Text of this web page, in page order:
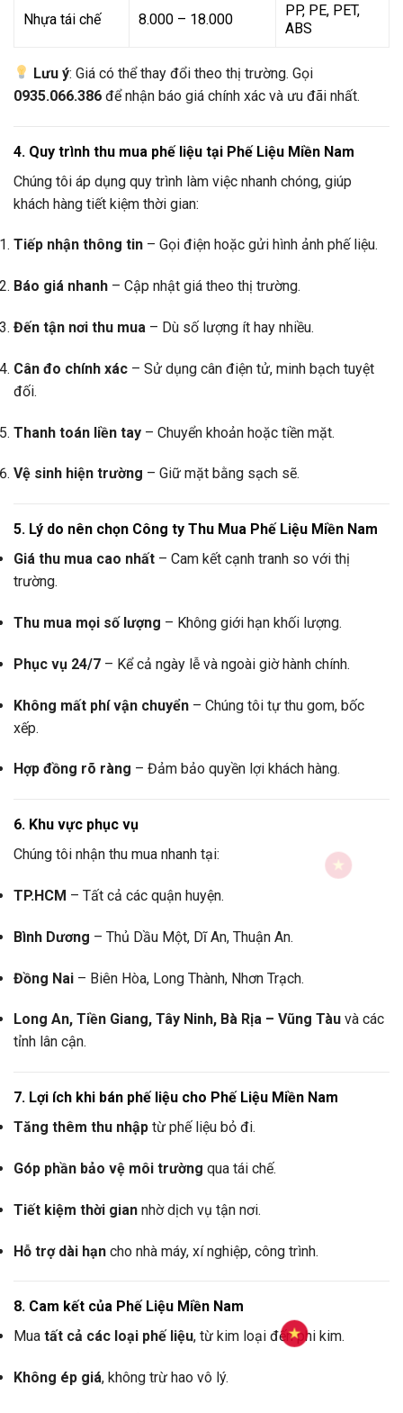
Nhựa tái chế 8.000 – 18.000
PP, PE, PET,
ABS
Lưu ý: Giá có thể thay đổi theo thị trường. Gọi
0935.066.386 để nhận báo giá chính xác và ưu đãi nhất.
4. Quy trình thu mua phế liệu tại Phế Liệu Miền Nam
Chúng tôi áp dụng quy trình làm việc nhanh chóng, giúp
khách hàng tiết kiệm thời gian:
Tiếp nhận thông tin – Gọi điện hoặc gửi hình ảnh phế liệu.
Báo giá nhanh – Cập nhật giá theo thị trường.
Đến tận nơi thu mua – Dù số lượng ít hay nhiều.
Cân đo chính xác – Sử dụng cân điện tử, minh bạch tuyệt
đối.
Thanh toán liền tay – Chuyển khoản hoặc tiền mặt.
Vệ sinh hiện trường – Giữ mặt bằng sạch sẽ.
5. Lý do nên chọn Công ty Thu Mua Phế Liệu Miền Nam
Giá thu mua cao nhất – Cam kết cạnh tranh so với thị
trường.
Thu mua mọi số lượng – Không giới hạn khối lượng.
Phục vụ 24/7 – Kể cả ngày lễ và ngoài giờ hành chính.
Không mất phí vận chuyển – Chúng tôi tự thu gom, bốc
xếp.
Hợp đồng rõ ràng – Đảm bảo quyền lợi khách hàng.
6. Khu vực phục vụ
Chúng tôi nhận thu mua nhanh tại:
TP.HCM – Tất cả các quận huyện.
Bình Dương – Thủ Dầu Một, Dĩ An, Thuận An.
Đồng Nai – Biên Hòa, Long Thành, Nhơn Trạch.
Long An, Tiền Giang, Tây Ninh, Bà Rịa – Vũng Tàu và các
tỉnh lân cận.
7. Lợi ích khi bán phế liệu cho Phế Liệu Miền Nam
Tăng thêm thu nhập từ phế liệu bỏ đi.
Góp phần bảo vệ môi trường qua tái chế.
Tiết kiệm thời gian nhờ dịch vụ tận nơi.
Hỗ trợ dài hạn cho nhà máy, xí nghiệp, công trình.
8. Cam kết của Phế Liệu Miền Nam
Mua tất cả các loại phế liệu, từ kim loại đến phi kim.
Không ép giá, không trừ hao vô lý.